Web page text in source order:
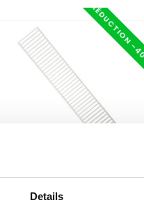
Details
RÉDUCTION